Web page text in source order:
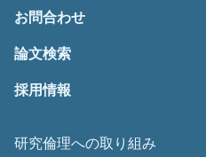
お問合わせ
論文検索
採用情報
研究倫理への取り組み